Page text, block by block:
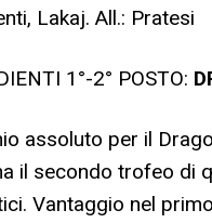
Lakaj. All.: Pratesi
1°-2° POSTO:
assoluto per il
il secondo trofeo di
Vantaggio nel